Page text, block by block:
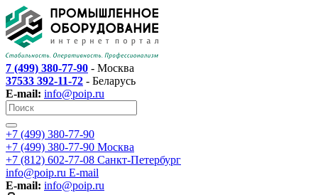
7 (499) 380-77-90 - Москва
37533 392-11-72 - Беларусь
E-mail: info@poip.ru
+7 (499) 380-77-90
+7 (499) 380-77-90 Москва
+7 (812) 602-77-08 Санкт-Петербург
info@poip.ru E-mail
E-mail: info@poip.ru